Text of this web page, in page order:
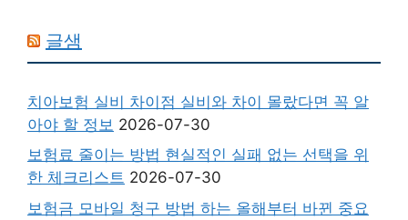
글샘
치아보험 실비 차이점 실비와 차이 몰랐다면 꼭 알
아야 할 정보 2026-07-30
보험료 줄이는 방법 현실적인 실패 없는 선택을 위
한 체크리스트 2026-07-30
보험금 모바일 청구 방법 하는 올해부터 바뀐 중요